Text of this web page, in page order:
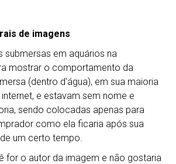
de imagens
submersas em aquários na
mostrar o comportamento da
(dentro d'água), em sua maioria
e estavam sem nome e
sendo colocadas apenas para
como ela ficaria após sua
um certo tempo.
for o autor da imagem e não gostaria